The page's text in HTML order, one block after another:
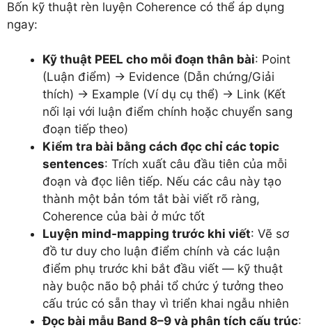
Bốn kỹ thuật rèn luyện Coherence có thể áp dụng
ngay:
Kỹ thuật PEEL cho mỗi đoạn thân bài: Point
(Luận điểm) → Evidence (Dẫn chứng/Giải
thích) → Example (Ví dụ cụ thể) → Link (Kết
nối lại với luận điểm chính hoặc chuyển sang
đoạn tiếp theo)
Kiểm tra bài bằng cách đọc chỉ các topic
sentences: Trích xuất câu đầu tiên của mỗi
đoạn và đọc liên tiếp. Nếu các câu này tạo
thành một bản tóm tắt bài viết rõ ràng,
Coherence của bài ở mức tốt
Luyện mind-mapping trước khi viết: Vẽ sơ
đồ tư duy cho luận điểm chính và các luận
điểm phụ trước khi bắt đầu viết — kỹ thuật
này buộc não bộ phải tổ chức ý tưởng theo
cấu trúc có sẵn thay vì triển khai ngẫu nhiên
Đọc bài mẫu Band 8–9 và phân tích cấu trúc: